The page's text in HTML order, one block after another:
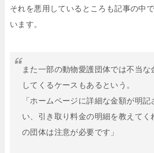
それを悪用しているところも記事の中
います。
また一部の動物愛護団体では不当な
してくるケースもあるという。
「ホームページに詳細な金額が明記
い、引き取り料金の明細を教えてく
の団体は注意が必要です」